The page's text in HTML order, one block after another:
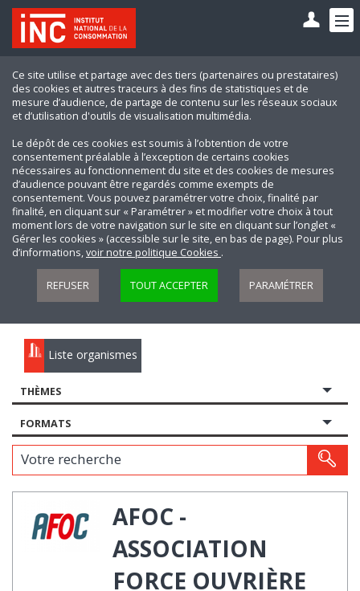
Ce site utilise et partage avec des tiers (partenaires ou prestataires)
des cookies et autres traceurs à des fins de statistiques et de
mesure d’audience, de partage de contenu sur les réseaux sociaux
et d’utilisation d'outils de visualisation multimédia.
Le dépôt de ces cookies est soumis à l’obtention de votre
consentement préalable à l’exception de certains cookies
nécessaires au fonctionnement du site et des cookies de mesures
d’audience pouvant être regardés comme exempts de
consentement. Vous pouvez paramétrer votre choix, finalité par
finalité, en cliquant sur « Paramétrer » et modifier votre choix à tout
moment lors de votre navigation sur le site en cliquant sur l’onglet «
Gérer les cookies » (accessible sur le site, en bas de page). Pour plus
d’informations,voir notre politique Cookies .
REFUSER TOUT ACCEPTER PARAMÉTRER
Liste organismes
THÈMES
FORMATS
Votre recherche
AFOC -
ASSOCIATION
FORCE OUVRIÈRE